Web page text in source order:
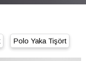
Polo Yaka Tişört